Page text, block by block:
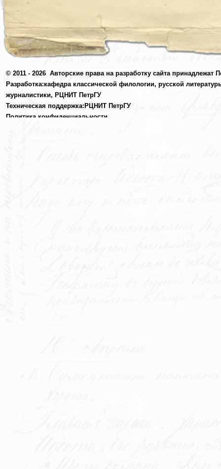
© 2011 - 2026 Авторские права на разработку сайта принадлежат
Разработка:кафедра классической филологии, русской
журналистики, РЦНИТ ПетрГУ
Техническая поддержка: РЦНИТ ПетрГУ
Политика конфиденциальности